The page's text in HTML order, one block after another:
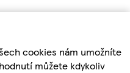
cookies nám umožníte
můžete kdykoliv